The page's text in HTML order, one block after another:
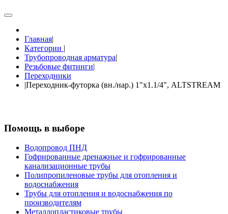
Главная|
Категории |
Трубопроводная арматура|
Резьбовые фитинги|
Переходники
|Переходник-футорка (вн./нар.) 1"х1.1/4", ALTSTREAM
Помощь в выборе
Водопровод ПНД
Гофрированные дренажные и гофрированные
канализационные трубы
Полипропиленовые трубы для отопления и
водоснабжения
Трубы для отопления и водоснабжения по
производителям
Металлопластиковые трубы